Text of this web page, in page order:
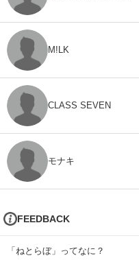
M!LK
CLASS SEVEN
モナキ
FEEDBACK
「ねとらぼ」ってなに？